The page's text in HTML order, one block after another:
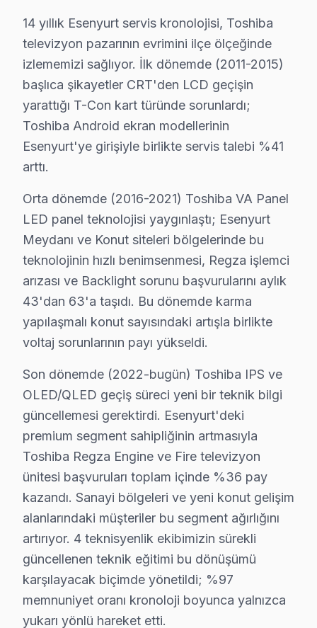
Sultaniye'de Toshiba TV Servisi
Sultaniye mahallesi, sakinlerinin teknolojiye olan ilgisi
Süleymaniye'de Toshiba TV Servisi
Süleymaniye mahallesi, farklı sosyal yapıların
Şehitler'de Toshiba TV Servisi
Talatpaşa'da Toshiba TV Servisi
Talatpaşa mahallesi, farklı yaş gruplarından
Turgut Özal'da Toshiba TV Servisi
Turgut Özal Mahallesi'nde bir aile, televizyon’lerinin
Üçevler'de Toshiba TV Servisi
Yenikent'te Toshiba TV Servisi
Yenikent Mahallesi'nde bir birey, televizyon'sinde ses
Yeşilkent'te Toshiba TV Servisi
Yeşilkent Mahallesi'nde, bir kullanıcının Toshiba
Yunus Emre'de Toshiba TV Servisi
Yunus Emre Mahallesi'nde bir müşterimizin Toshiba
Zafer'de Toshiba TV Servisi
Zafer Mahallesi'nden gelen bir diğer arıza
14 yıllık Esenyurt servis kronolojisi, Toshiba
televizyon pazarının evrimini ilçe ölçeğinde
izlememizi sağlıyor. İlk dönemde (2011-2015)
başlıca şikayetler CRT'den LCD geçişin
yarattığı T-Con kart türünde sorunlardı;
Toshiba Android ekran modellerinin
Esenyurt'ye girişiyle birlikte servis talebi %41
arttı.
Orta dönemde (2016-2021) Toshiba VA Panel
LED panel teknolojisi yaygınlaştı; Esenyurt
Meydanı ve Konut siteleri bölgelerinde bu
teknolojinin hızlı benimsenmesi, Regza işlemci
arızası ve Backlight sorunu başvurularını aylık
43'dan 63'a taşıdı. Bu dönemde karma
yapılaşmalı konut sayısındaki artışla birlikte
voltaj sorunlarının payı yükseldi.
Son dönemde (2022-bugün) Toshiba IPS ve
OLED/QLED geçiş süreci yeni bir teknik bilgi
güncellemesi gerektirdi. Esenyurt'deki
premium segment sahipliğinin artmasıyla
Toshiba Regza Engine ve Fire televizyon
ünitesi başvuruları toplam içinde %36 pay
kazandı. Sanayi bölgeleri ve yeni konut gelişim
alanlarındaki müşteriler bu segment ağırlığını
artırıyor. 4 teknisyenlik ekibimizin sürekli
güncellenen teknik eğitimi bu dönüşümü
karşılayacak biçimde yönetildi; %97
memnuniyet oranı kronoloji boyunca yalnızca
yukarı yönlü hareket etti.